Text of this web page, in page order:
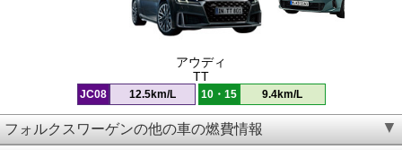
アウディ
TT
JC08 12.5km/L 10・15 9.4km/L
フォルクスワーゲンの他の車の燃費情報